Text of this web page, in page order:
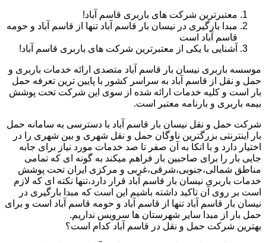
معتبرترین شرکت های باربری قاسم آباد!
مبدا بارگیری در نیسان بار قاسم آباد تنها از قاسم آباد و حومه
قاسم آباد است
آشنایی با یکی از معتبرترین شرکت های باربری قاسم آباد!
موسسه باربری نیسان بار قاسم آباد متصدی ارائه خدمات باربری و
حمل و نقل از قاسم آباد به سراسر کشور با پایین ترین تعرفه حمل
بار است و کلیه خدمات ارائه شده از سوی این شرکت تحت پوشش
بیمه باربری و بارنامه معتبر است.
شرکت حمل و نقل نیسان بار قاسم آباد با دسترسی به سامانه حمل
بار اینترنتی بزرگترین ناوگان حمل و نقل شهری و بین شهری را در
اختیار دارد و با اتکا به آن صفر تا صد خدمات مورد نیاز برای جابه
جایی بار را برای صاحبین بار فراهم میکند به گونه ای که تمامی
مناطق شمالی،جنوبی،شرقی،غربی و مرکزی ایران تحت پوشش
خدمات باربری نیسان بار قاسم آباد قرار دارد،تنها نکته ای که لازم
است بر روی آن تاکید داشته باشیم این است که مبدا بارگیری در
نیسان بار قاسم آباد تنها از قاسم آباد و حومه قاسم آباد است و برای
حمل بار از مبدا سایر شهرستان ها سرویس نداریم.
بهترین شرکت حمل و نقل در قاسم آباد کدام است؟